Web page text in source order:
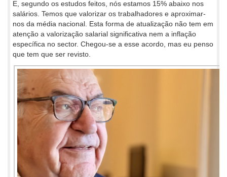
E, segundo os estudos feitos, nós estamos 15% abaixo nos
salários. Temos que valorizar os trabalhadores e aproximar-
nos da média nacional. Esta forma de atualização não tem em
atenção a valorização salarial significativa nem a inflação
específica no sector. Chegou-se a esse acordo, mas eu penso
que tem que ser revisto.